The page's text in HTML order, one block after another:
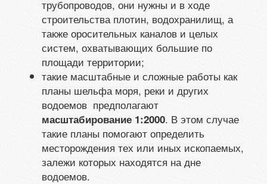
трубопроводов, они нужны и в ходе
строительства плотин, водохранилищ, а
также оросительных каналов и целых
систем, охватывающих большие по
площади территории;
такие масштабные и сложные работы как
планы шельфа моря, реки и других
водоемов предполагают
масштабирование 1:2000. В этом случае
такие планы помогают определить
месторождения тех или иных ископаемых,
залежи которых находятся на дне
водоемов.